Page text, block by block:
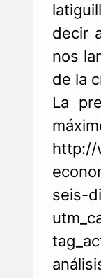
decir
nos
de la
La
http://
seis-